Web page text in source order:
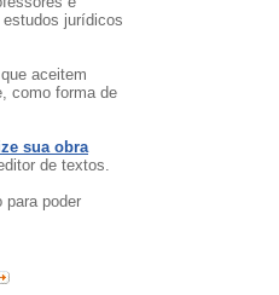
jurídicos
aceitem
como forma de
sua obra
de textos.
para poder